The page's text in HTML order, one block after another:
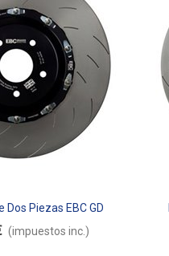
Dos Piezas EBC GD
SG2F024
(impuestos inc.)